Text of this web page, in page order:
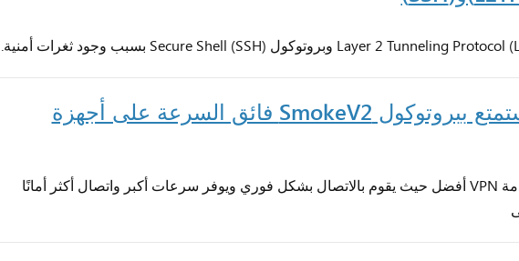
قم بالتحديث الآن واستمتع ببروتوكول SmokeV2 فائق السرعة على أجهزة
SmokeV2 تم تصميمه لتقديم خدمة VPN أفضل حيث يقوم بالاتصال بشكل فوري ويوفر سرعات أكبر واتصال أكثر أمانًا